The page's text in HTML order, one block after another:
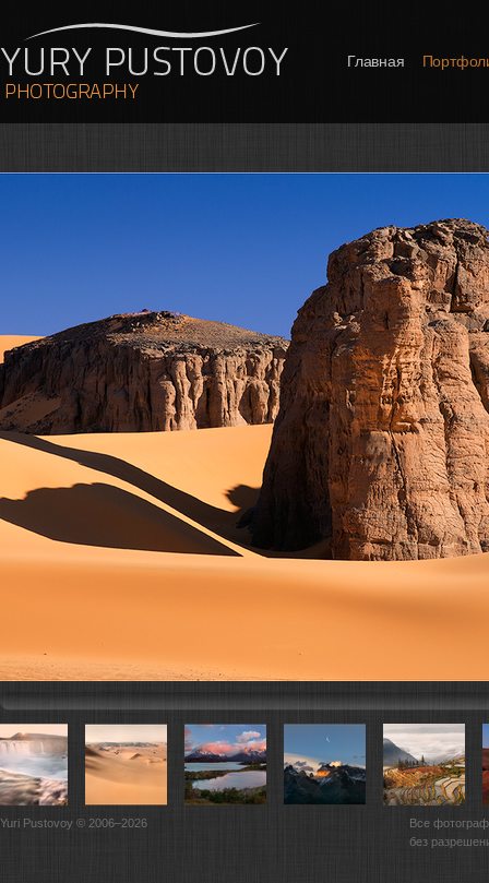
Главная
Yuri Pustovoy © 2006–2026
Все
без